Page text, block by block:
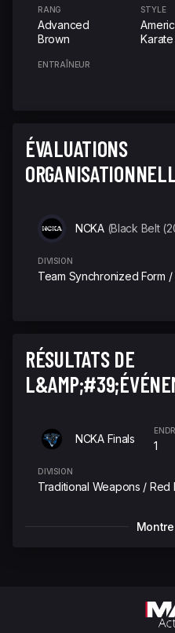
RANG
Advanced
Brown
STYLE
Karate
ENTRAÎNEUR
ÉVALUATIONS
NCKA (Black Belt
DIVISION
Team Synchronized Form
RÉSULTATS DE
NCKA Finals
1
DIVISION
Traditional Weapons / Red